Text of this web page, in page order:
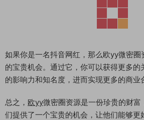
如果你是一名抖音网红，那么欧yy微密圈
的宝贵机会。通过它，你可以获得更多的
的影响力和知名度，进而实现更多的商业
总之， 欧yy微密圈资源是一份珍贵的财富
们提供了一个宝贵的机会，让他们能够更